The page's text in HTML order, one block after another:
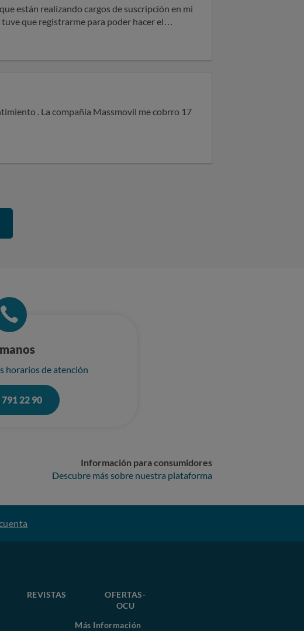
que registrarme para poder hacer el
l telefonía según por suscripción de
para.cobros y esto es mu delicado
dirección postal, cuenta y tarjeta bancaria,
horarios de atención
791 22 90
Información para consumidores
Descubre más sobre nuestra plataforma
REVISTAS
OFERTAS-
OCU
Más Información